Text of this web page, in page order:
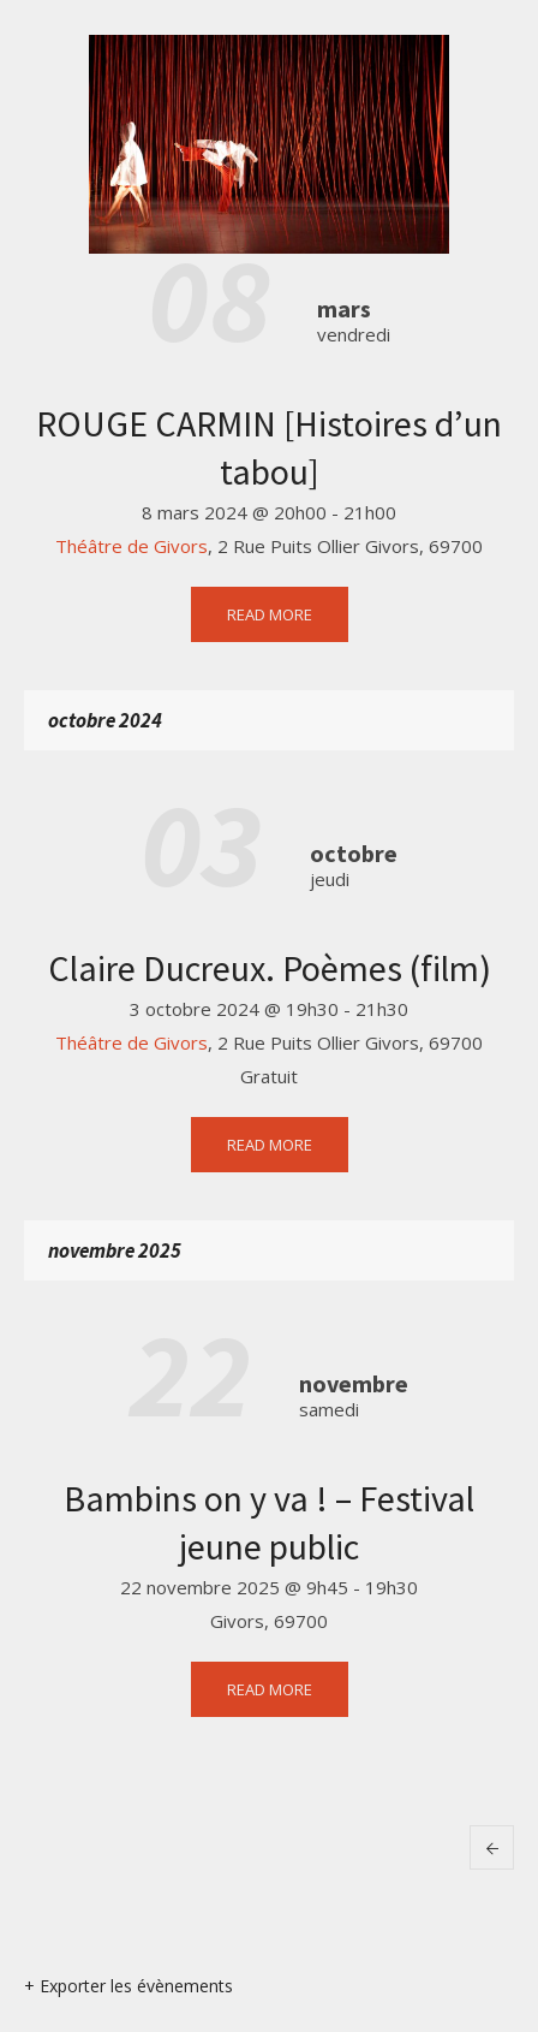
08 mars
vendredi
ROUGE CARMIN [Histoires d’un
tabou]
8 mars 2024 @ 20h00 - 21h00
Théâtre de Givors, 2 Rue Puits Ollier Givors, 69700
READ MORE
octobre 2024
octobre
jeudi
Claire Ducreux. Poèmes (film)
3 octobre 2024 @ 19h30 - 21h30
Théâtre de Givors, 2 Rue Puits Ollier Givors, 69700
Gratuit
READ MORE
novembre 2025
novembre
samedi
Bambins on y va ! – Festival
jeune public
22 novembre 2025 @ 9h45 - 19h30
Givors, 69700
READ MORE
+ Exporter les évènements